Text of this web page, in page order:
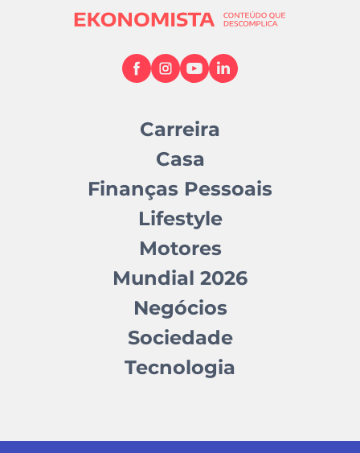
Carreira
Casa
Finanças Pessoais
Lifestyle
Motores
Mundial 2026
Negócios
Sociedade
Tecnologia